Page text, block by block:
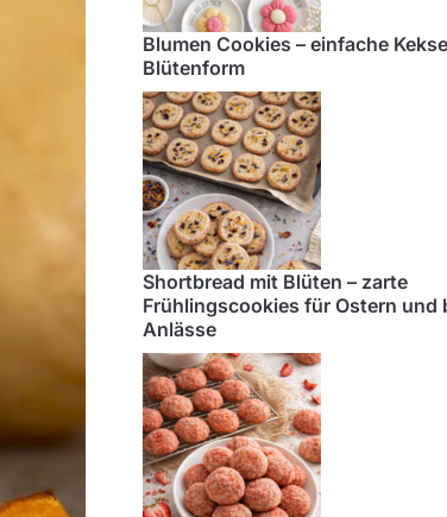
Blumen Cookies – einfache
Blütenform
Shortbread mit Blüten – zarte
Frühlingscookies für Ostern und
Anlässe